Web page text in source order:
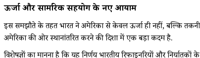
ऊर्जा और सामरिक सहयोग के नए आयाम
इस समझौते के तहत भारत ने अमेरिका से केवल ऊर्जा ही नहीं, बल्कि
अमेरिका की ओर स्थानांतरित करने की दिशा में एक बड़ा कदम है.